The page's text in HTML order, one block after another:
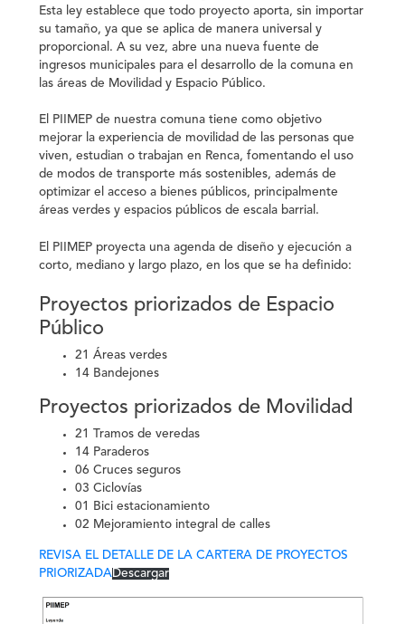
Esta ley establece que todo proyecto aporta, sin importar
su tamaño, ya que se aplica de manera universal y
proporcional. A su vez, abre una nueva fuente de
ingresos municipales para el desarrollo de la comuna en
las áreas de Movilidad y Espacio Público.
El PIIMEP de nuestra comuna tiene como objetivo
mejorar la experiencia de movilidad de las personas que
viven, estudian o trabajan en Renca, fomentando el uso
de modos de transporte más sostenibles, además de
optimizar el acceso a bienes públicos, principalmente
áreas verdes y espacios públicos de escala barrial.
El PIIMEP proyecta una agenda de diseño y ejecución a
corto, mediano y largo plazo, en los que se ha definido:
Proyectos priorizados de Espacio
Público
21 Áreas verdes
14 Bandejones
Proyectos priorizados de Movilidad
21 Tramos de veredas
14 Paraderos
06 Cruces seguros
03 Ciclovías
01 Bici estacionamiento
02 Mejoramiento integral de calles
REVISA EL DETALLE DE LA CARTERA DE PROYECTOS
PRIORIZADADescargar